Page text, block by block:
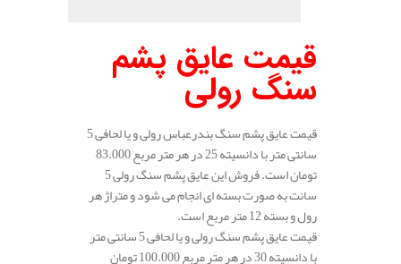
قیمت عایق پشم
سنگ رولی
قیمت عایق پشم سنگ بندرعباس رولی و یا لحافی 5
سانتی متر با دانسیته 25 در هر متر مربع 83.000
تومان است. فروش این عایق پشم سنگ رولی 5
سانت به صورت بسته ای انجام می شود و متراژ هر
رول و بسته 12 متر مربع است.
قیمت عایق پشم سنگ رولی و یا لحافی 5 سانتی متر
با دانسیته 30 در هر متر مربع 100.000 تومان